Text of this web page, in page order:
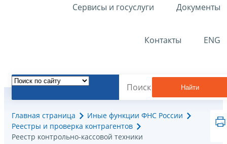
Сервисы и госуслуги Документы
Контакты ENG
Найти
Главная страница
Иные функции ФНС России
Реестры и проверка контрагентов
Реестр контрольно-кассовой техники